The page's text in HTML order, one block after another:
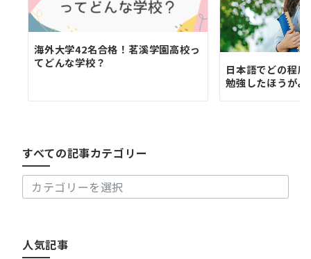
海外大学42名合格！茗溪学園高校っ
てどんな学校？
日本語でどの程
勉強したほうがよ
すべての記事カテゴリー
す
記
事
ー
人気記事